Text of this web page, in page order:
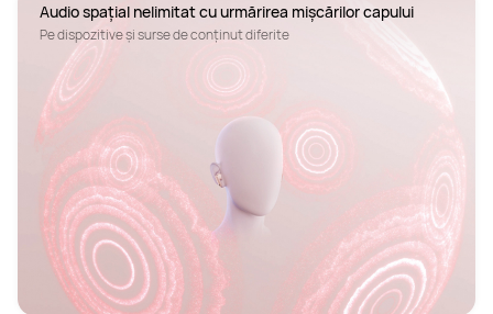
Audio spațial nelimitat cu urmărirea mișcărilor capului
Pe dispozitive și surse de conținut diferite